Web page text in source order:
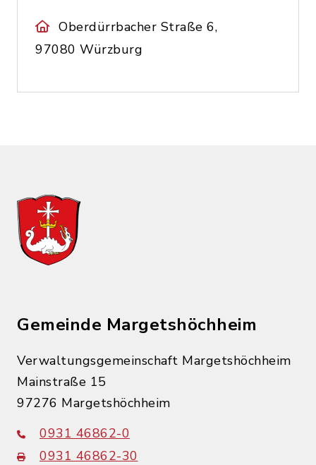
Oberdürrbacher Straße 6,
97080 Würzburg
Gemeinde Margetshöchheim
Verwaltungsgemeinschaft Margetshöchheim
Mainstraße 15
97276 Margetshöchheim
0931 46862-0
0931 46862-30